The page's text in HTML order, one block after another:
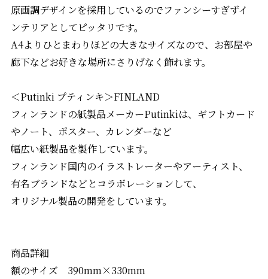
原画調デザインを採用しているのでファンシーすぎずイ
ンテリアとしてピッタリです。
A4よりひとまわりほどの大きなサイズなので、お部屋や
廊下などお好きな場所にさりげなく飾れます。
＜Putinki プティンキ＞FINLAND
フィンランドの紙製品メーカーPutinkiは、ギフトカード
やノート、ポスター、カレンダーなど
幅広い紙製品を製作しています。
フィンランド国内のイラストレーターやアーティスト、
有名ブランドなどとコラボレーションして、
オリジナル製品の開発をしています。
商品詳細
額のサイズ 390mm×330mm